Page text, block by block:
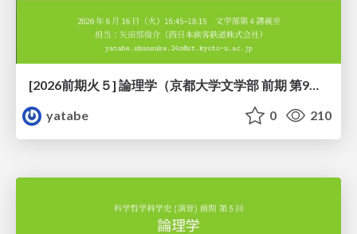
[2026前期火５] 論理学（京都大学文学部 前期 第9回）「正規化の停止性——ヒドラゲームによる証明」
yatabe
0 210